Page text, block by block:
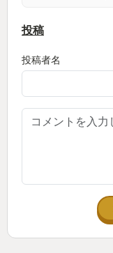
投稿
投稿者名